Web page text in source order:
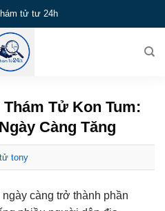
tử tư 24h
Tử Kon Tum:
Càng Tăng
tony
ngày càng trở thành phần